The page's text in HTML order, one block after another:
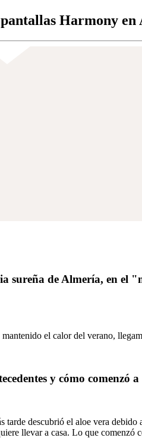
Harmony en
de Almería, en el
el calor del verano,
y cómo
descubrió el aloe vera
llevar a casa. Lo que